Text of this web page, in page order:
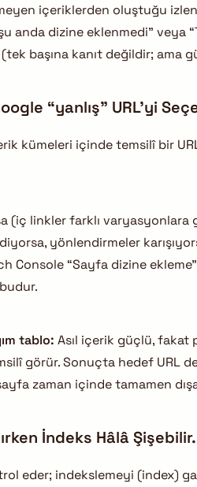
içeriklerden oluştuğu
anda dizine eklenmedi” veya
başına kanıt değildir; ama
“yanlış” URL’yi
kümeleri içinde temsilî bir
(iç linkler farklı varyasyonlara
yönlendirmeler
Console “Sayfa dizine
tablo: Asıl içerik güçlü, fakat
görür. Sonuçta hedef URL
zaman içinde tamamen
İndeks Hâlâ Şişebilir.
eder; indekslemeyi (index)